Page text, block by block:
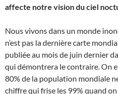
affecte notre vision du ciel
Nous vivons dans un monde
n’est pas la dernière carte
publiée au mois de juin dernier
qui démontrera le contraire. On
80% de la population mondiale
chiffre qui frise les 99% quand